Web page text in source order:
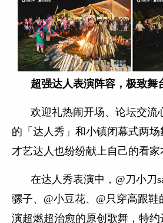
超强达人表演阵容，极致舞
欢迎礼热闹开场、论坛交流
的「达人秀」和小镇闭幕式两
才艺达人也纷纷献上自己的看家
在达人秀表演中，@刀小刀
骡子、@小豆花、@只穿高跟
演超燃超治愈的原创歌舞，特